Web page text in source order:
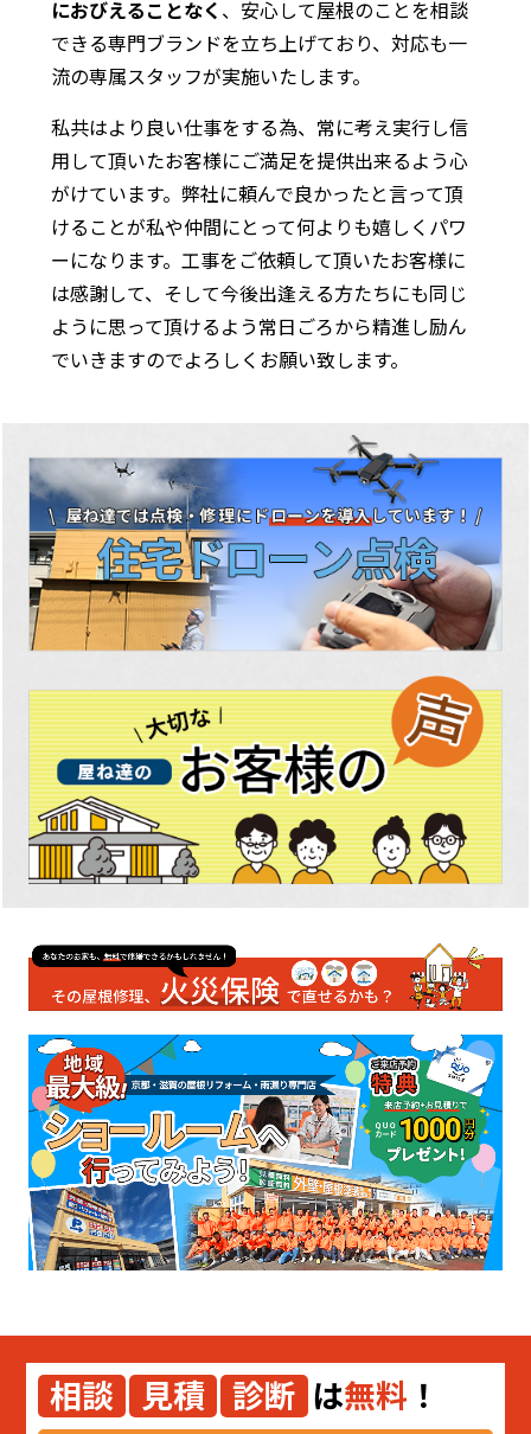
におびえることなく 、安心して屋根のことを相談
できる専門ブランドを立ち上げており、対応も一
流の専属スタッフが実施いたします。
私共はより良い仕事をする為、常に考え実行し信
用して頂いたお客様にご満足を提供出来るよう心
がけています。弊社に頼んで良かったと言って頂
けることが私や仲間にとって何よりも嬉しくパワ
ーになります。工事をご依頼して頂いたお客様に
は感謝して、そして今後出逢える方たちにも同じ
ように思って頂けるよう常日ごろから精進し励ん
でいきますのでよろしくお願い致します。
相談 見積 診断 は無料 ！